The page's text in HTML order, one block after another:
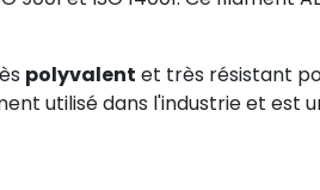
polyvalent et très résistant
utilisé dans l'industrie et est